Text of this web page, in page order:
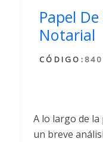
Papel
Notarial
CÓDIGO:
A lo largo de
un breve